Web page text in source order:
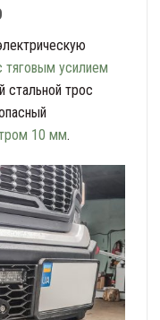
тяговым усилием
стальной трос
10 мм.